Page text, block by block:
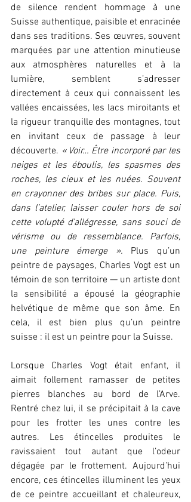
de silence rendent hommage à une
Suisse authentique, paisible et enracinée
dans ses traditions. Ses œuvres, souvent
marquées par une attention minutieuse
aux atmosphères naturelles et à la
lumière, semblent s’adresser
directement à ceux qui connaissent les
vallées encaissées, les lacs miroitants et
la rigueur tranquille des montagnes, tout
en invitant ceux de passage à leur
découverte. « Voir… Être incorporé par les
neiges et les éboulis, les spasmes des
roches, les cieux et les nuées. Souvent
en crayonner des bribes sur place. Puis,
dans l’atelier, laisser couler hors de soi
cette volupté d’allégresse, sans souci de
vérisme ou de ressemblance. Parfois,
une peinture émerge ». Plus qu’un
peintre de paysages, Charles Vogt est un
témoin de son territoire — un artiste dont
la sensibilité a épousé la géographie
helvétique de même que son âme. En
cela, il est bien plus qu’un peintre
suisse : il est un peintre pour la Suisse.
Lorsque Charles Vogt était enfant, il
aimait follement ramasser de petites
pierres blanches au bord de l’Arve.
Rentré chez lui, il se précipitait à la cave
pour les frotter les unes contre les
autres. Les étincelles produites le
ravissaient tout autant que l’odeur
dégagée par le frottement. Aujourd’hui
encore, ces étincelles illuminent les yeux
de ce peintre accueillant et chaleureux,